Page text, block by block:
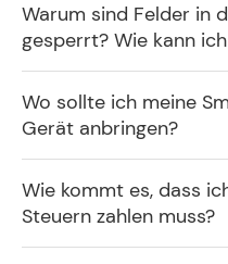
Warum sind Felder in
gesperrt? Wie kann
Wo sollte ich meine
Gerät anbringen?
Wie kommt es, dass
Steuern zahlen muss?